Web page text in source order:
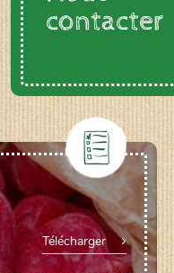
contacter
Télécharger